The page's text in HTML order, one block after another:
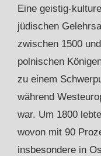
Eine geistig-
jüdischen
zwischen 1500
polnischen
zu einem
während
war. Um 1800
wovon mit 90
insbesondere in